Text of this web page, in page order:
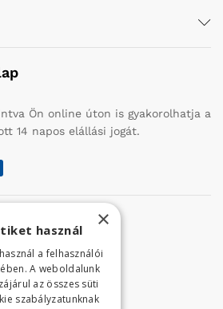
Ön online úton is gyakorolhatja a
14 napos elállási jogát.
Vércse út 17.
(56) 423-324
429-771
×
használ
a felhasználói
A weboldalunk
az összes süti
szabályzatunknak